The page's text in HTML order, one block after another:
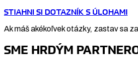
STIAHNI SI DOTAZNÍK S ÚLOHAMI
Ak máš akékoľvek otázky, zastav sa
SME HRDÝM